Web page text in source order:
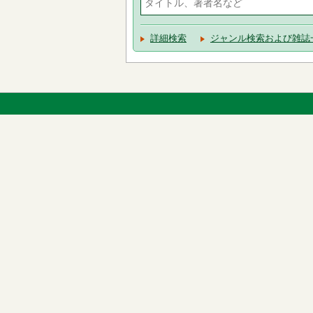
詳細検索 ジャンル検索および雑誌